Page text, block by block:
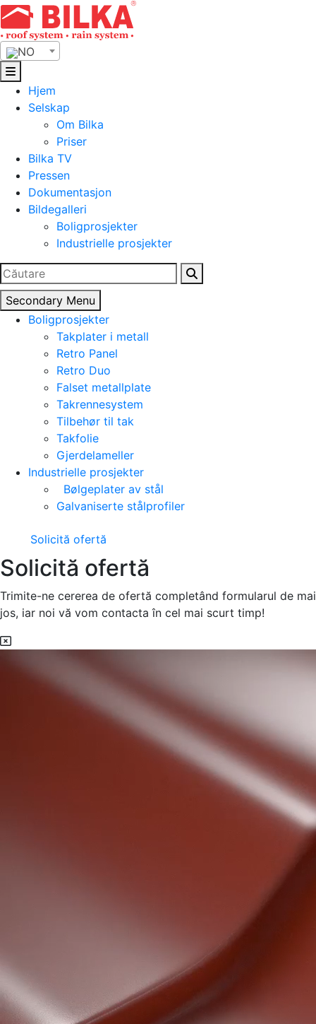
Skip
to
content
NO
Hjem
Selskap
Om Bilka
Priser
Bilka TV
Pressen
Dokumentasjon
Bildegalleri
Boligprosjekter
Industrielle prosjekter
Search
for:
Secondary Menu
Boligprosjekter
Takplater i metall
Retro Panel
Retro Duo
Falset metallplate
Takrennesystem
Tilbehør til tak
Takfolie
Gjerdelameller
Industrielle prosjekter
Bølgeplater av stål
Galvaniserte stålprofiler
Solicită ofertă
Solicită ofertă
Trimite-ne cererea de ofertă completând formularul de mai
jos, iar noi vă vom contacta în cel mai scurt timp!